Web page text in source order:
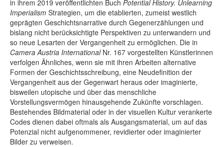
in ihrem 2019 veröffentlichten Buch Potential History. Unlearning
Imperialism Strategien, um die etablierten, zumeist westlich
geprägten Geschichtsnarrative durch Gegenerzählungen und
bislang nicht berücksichtigte Perspektiven zu unterwandern und
so neue Lesarten der Vergangenheit zu ermöglichen. Die in
Camera Austria InternationalNr. 167 vorgestellten Künstlerinnen
verfolgen Ähnliches, wenn sie mit ihren Arbeiten alternative
Formen der Geschichtsschreibung, eine Neudefinition der
Vergangenheit aus der Gegenwart heraus oder imaginierte,
bisweilen utopische und über das menschliche
Vorstellungsvermögen hinausgehende Zukünfte vorschlagen.
Bestehendes Bildmaterial oder in der visuellen Kultur verankerte
Codes dienen dabei oftmals als Ausgangsmaterial, um auf das
Potenzial nicht aufgenommener, revidierter oder imaginierter
Bilder zu verweisen.